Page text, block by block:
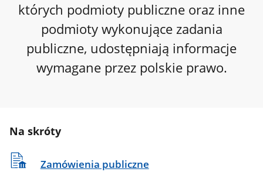
których podmioty publiczne oraz inne
podmioty wykonujące zadania
publiczne, udostępniają informacje
wymagane przez polskie prawo.
Na skróty
Zamówienia publiczne